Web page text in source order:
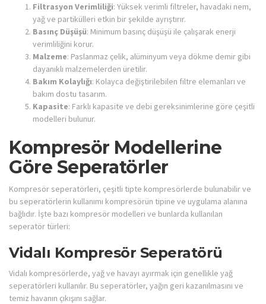
Filtrasyon Verimliliği: Yüksek verimli filtreler, havadaki nem,
yağ ve partikülleri etkin bir şekilde ayrıştırır.
Basınç Düşüşü: Minimum basınç düşüşü ile çalışarak enerji
verimliliğini korur.
Malzeme: Paslanmaz çelik, alüminyum veya dökme demir gibi
dayanıklı malzemelerden üretilir.
Bakım Kolaylığı: Kolayca değiştirilebilen filtre elemanları ve
bakım dostu tasarım.
Kapasite: Farklı kapasite ve debi gereksinimlerine göre çeşitli
modelleri bulunur.
Kompresör Modellerine
Göre Seperatörler
Kompresör seperatörleri, çeşitli tipte kompresörlerde bulunabilir ve
bu seperatörlerin kullanımı kompresörün tipine ve uygulama alanına
bağlıdır. İşte bazı kompresör modelleri ve bunlarda kullanılan
seperatör türleri:
Vidalı Kompresör Seperatörü
Vidalı kompresörlerde, yağ ve havayı ayırmak için genellikle yağ
seperatörleri kullanılır. Bu seperatörler, yağın geri kazanılmasını ve
temiz havanın çıkışını sağlar.